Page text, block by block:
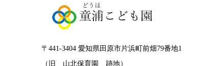
〒441-3404 愛知県田原市片浜町前畑79番地1
（旧 山北保育園 跡地）